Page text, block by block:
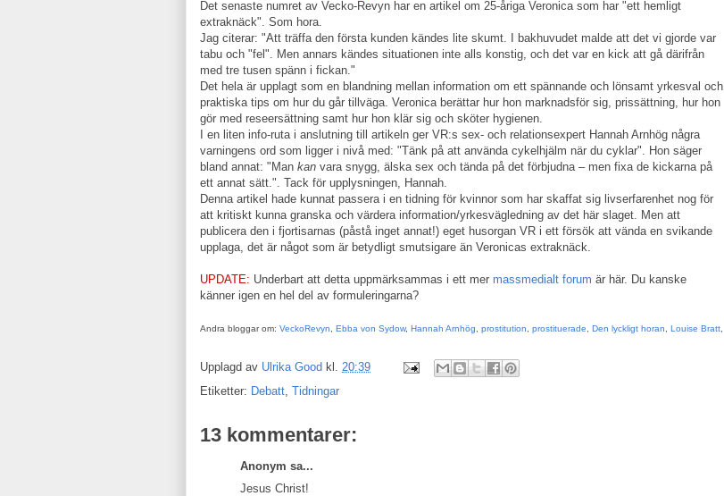
Det senaste numret av Vecko-Revyn har en artikel om 25-åriga Veronica som har "ett hemligt
extraknäck". Som hora.
Jag citerar: "Att träffa den första kunden kändes lite skumt. I bakhuvudet malde att det vi gjorde var
tabu och "fel". Men annars kändes situationen inte alls konstig, och det var en kick att gå därifrån
med tre tusen spänn i fickan."
Det hela är upplagt som en blandning mellan information om ett spännande och lönsamt yrkesval och
praktiska tips om hur du går tillväga. Veronica berättar hur hon marknadsför sig, prissättning, hur hon
gör med reseersättning samt hur hon klär sig och sköter hygienen.
I en liten info-ruta i anslutning till artikeln ger VR:s sex- och relationsexpert Hannah Arnhög några
varningens ord som ligger i nivå med: "Tänk på att använda cykelhjälm när du cyklar". Hon säger
bland annat: "Man kan vara snygg, älska sex och tända på det förbjudna – men fixa de kickarna på
ett annat sätt.". Tack för upplysningen, Hannah.
Denna artikel hade kunnat passera i en tidning för kvinnor som har skaffat sig livserfarenhet nog för
att kritiskt kunna granska och värdera information/yrkesvägledning av det här slaget. Men att
publicera den i fjortisarnas (påstå inget annat!) eget husorgan VR i ett försök att vända en svikande
upplaga, det är något som är betydligt smutsigare än Veronicas extraknäck.
UPDATE: Underbart att detta uppmärksammas i ett mer massmedialt forum är här. Du kanske
känner igen en hel del av formuleringarna?
Andra bloggar om: VeckoRevyn Ebba von Sydow, Hannah Arnhög prostitution prostituerade Den lyckligt horan Louise Bratt
Upplagd av Ulrika Good kl. 20:39
Etiketter: Debatt, Tidningar
13 kommentarer:
Anonym sa...
Jesus Christ!